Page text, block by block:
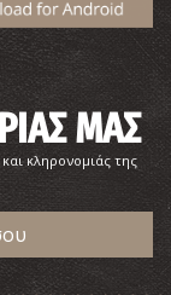
ΜΑΣ
κληρονομιάς της